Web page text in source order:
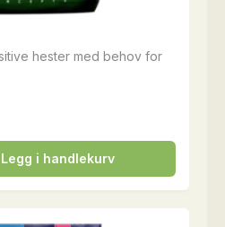
hester med behov for
Legg i handlekurv